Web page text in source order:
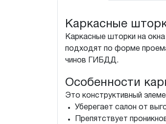
Каркасные
Каркасные шторки на
подходят по форме
чинов ГИБДД.
Особенности
Это конструктивный
Уберегает салон от
Препятствует